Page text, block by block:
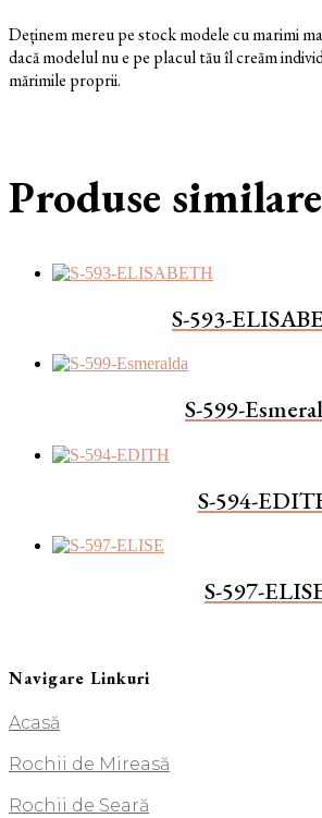
Deținem mereu pe stock modele cu marimi
dacă modelul nu e pe placul tău îl creăm
mărimile proprii.
Produse similare
S-593-
S-599-
S-594-
S-597-
Navigare Linkuri
Acasă
Rochii de Mireasă
Rochii de Seară